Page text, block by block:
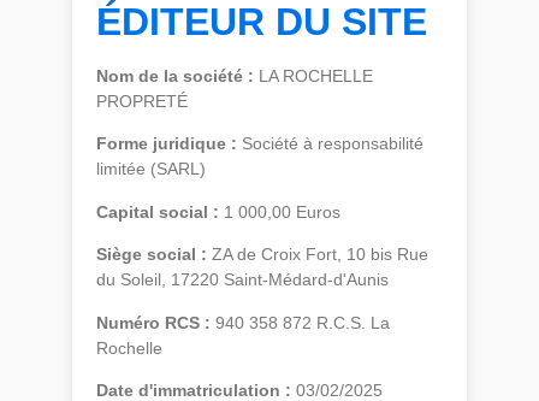
ÉDITEUR DU SITE
Nom de la société : LA ROCHELLE
PROPRETÉ
Forme juridique : Société à responsabilité
limitée (SARL)
Capital social : 1 000,00 Euros
Siège social : ZA de Croix Fort, 10 bis Rue
du Soleil, 17220 Saint-Médard-d'Aunis
Numéro RCS : 940 358 872 R.C.S. La
Rochelle
Date d'immatriculation : 03/02/2025